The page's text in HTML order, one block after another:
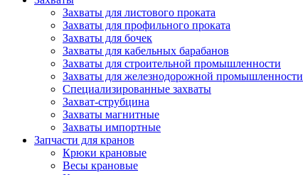
Захваты для листового проката
Захваты для профильного проката
Захваты для бочек
Захваты для кабельных барабанов
Захваты для строительной промышленности
Захваты для железнодорожной промышленности
Специализированные захваты
Захват-струбцина
Захваты магнитные
Захваты импортные
Запчасти для кранов
Крюки крановые
Весы крановые